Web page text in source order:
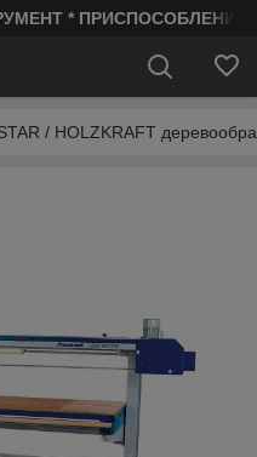
* ПРИСПОСОБЛЕНИЯ
/ HOLZKRAFT